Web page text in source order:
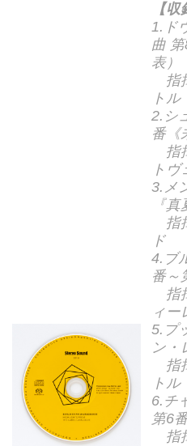
【収
1.ド
曲
表）
指
トル
2.シ
番《
指
ト
3.メ
『
指
ド
4.ブ
番～
指
ィー
5.プ
ン・
指
トル
6.チ
第6
指